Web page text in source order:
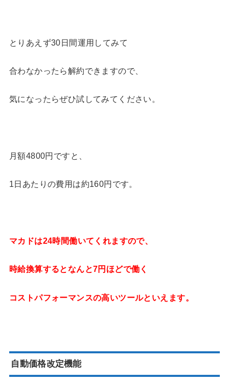
とりあえず30日間運用してみて
合わなかったら解約できますので、
気になったらぜひ試してみてください。
月額4800円ですと、
1日あたりの費用は約160円です。
マカドは24時間働いてくれますので、
時給換算するとなんと7円ほどで働く
コストパフォーマンスの高いツールといえます。
自動価格改定機能